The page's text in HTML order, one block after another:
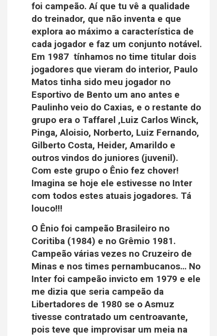
foi campeão. Aí que tu vê a qualidade
do treinador, que não inventa e que
explora ao máximo a característica de
cada jogador e faz um conjunto notável.
Em 1987 tínhamos no time titular dois
jogadores que vieram do interior, Paulo
Matos tinha sido meu jogador no
Esportivo de Bento um ano antes e
Paulinho veio do Caxias, e o restante do
grupo era o Taffarel ,Luiz Carlos Winck,
Pinga, Aloisio, Norberto, Luiz Fernando,
Gilberto Costa, Heider, Amarildo e
outros vindos do juniores (juvenil).
Com este grupo o Ênio fez chover!
Imagina se hoje ele estivesse no Inter
com todos estes atuais jogadores. Tá
louco!!!
O Ênio foi campeão Brasileiro no
Coritiba (1984) e no Grêmio 1981.
Campeão várias vezes no Cruzeiro de
Minas e nos times pernambucanos… No
Inter foi campeão invicto em 1979 e ele
me dizia que seria campeão da
Libertadores de 1980 se o Asmuz
tivesse contratado um centroavante,
pois teve que improvisar um meia na